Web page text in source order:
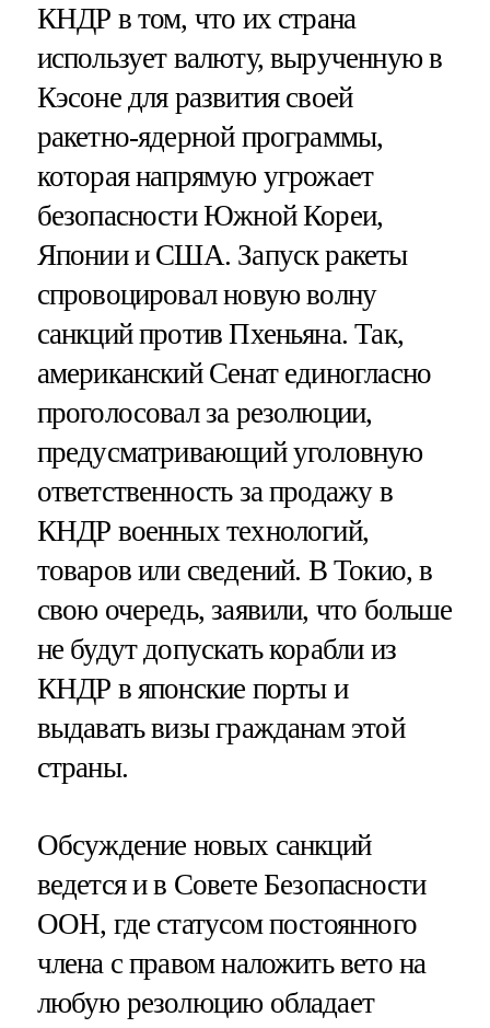
КНДР в том, что их страна
использует валюту, вырученную в
Кэсоне для развития своей
ракетно-ядерной программы,
которая напрямую угрожает
безопасности Южной Кореи,
Японии и США. Запуск ракеты
спровоцировал новую волну
санкций против Пхеньяна. Так,
американский Сенат единогласно
проголосовал за резолюции,
предусматривающий уголовную
ответственность за продажу в
КНДР военных технологий,
товаров или сведений. В Токио, в
свою очередь, заявили, что больше
не будут допускать корабли из
КНДР в японские порты и
выдавать визы гражданам этой
страны.
Обсуждение новых санкций
ведется и в Совете Безопасности
ООН, где статусом постоянного
члена с правом наложить вето на
любую резолюцию обладает